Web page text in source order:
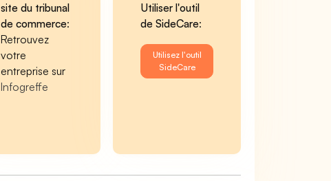
site du tribunal
de commerce:
Retrouvez
votre
entreprise sur
Infogreffe
Utiliser l'outil
de SideCare:
Utilisez l'outil
SideCare